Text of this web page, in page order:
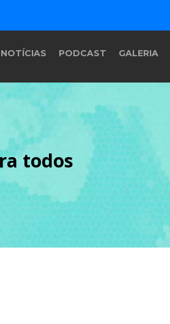
NOTÍCIAS PODCAST GALERIA
todos